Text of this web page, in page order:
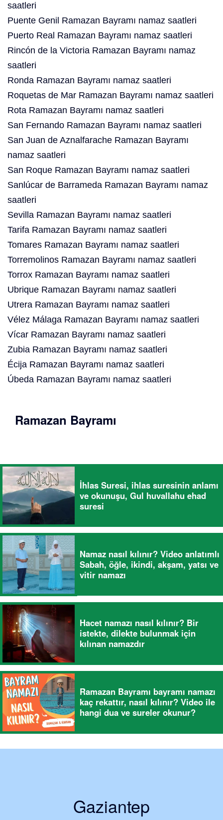
saatleri
Puente Genil Ramazan Bayramı namaz saatleri
Puerto Real Ramazan Bayramı namaz saatleri
Rincón de la Victoria Ramazan Bayramı namaz
saatleri
Ronda Ramazan Bayramı namaz saatleri
Roquetas de Mar Ramazan Bayramı namaz saatleri
Rota Ramazan Bayramı namaz saatleri
San Fernando Ramazan Bayramı namaz saatleri
San Juan de Aznalfarache Ramazan Bayramı
namaz saatleri
San Roque Ramazan Bayramı namaz saatleri
Sanlúcar de Barrameda Ramazan Bayramı namaz
saatleri
Sevilla Ramazan Bayramı namaz saatleri
Tarifa Ramazan Bayramı namaz saatleri
Tomares Ramazan Bayramı namaz saatleri
Torremolinos Ramazan Bayramı namaz saatleri
Torrox Ramazan Bayramı namaz saatleri
Ubrique Ramazan Bayramı namaz saatleri
Utrera Ramazan Bayramı namaz saatleri
Vélez Málaga Ramazan Bayramı namaz saatleri
Vícar Ramazan Bayramı namaz saatleri
Zubia Ramazan Bayramı namaz saatleri
Écija Ramazan Bayramı namaz saatleri
Úbeda Ramazan Bayramı namaz saatleri
Ramazan Bayramı
İhlas Suresi, ihlas suresinin anlamı
ve okunuşu, Gul huvallahu ehad
suresi
Namaz nasıl kılınır? Video anlatımlı
Sabah, öğle, ikindi, akşam, yatsı ve
vitir namazı
Hacet namazı nasıl kılınır? Bir
istekte, dilekte bulunmak için
kılınan namazdır
Ramazan Bayramı bayramı namazı
kaç rekattır, nasıl kılınır? Video ile
hangi dua ve sureler okunur?
Gaziantep